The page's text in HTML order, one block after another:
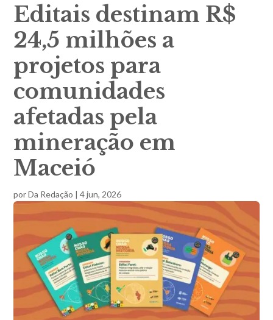
Editais destinam R$
24,5 milhões a
projetos para
comunidades
afetadas pela
mineração em
Maceió
porDa Redação |4 jun, 2026